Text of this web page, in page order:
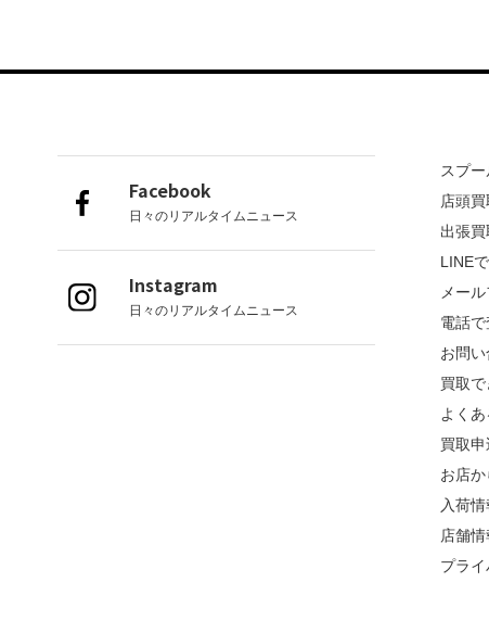
Facebook
日々のリアルタイムニュース
Instagram
日々のリアルタイムニュース
スプ
店頭買
出張買
LINE
メー
電話で
お問
買取
よく
買取
お店
入荷情
店舗情
プラ